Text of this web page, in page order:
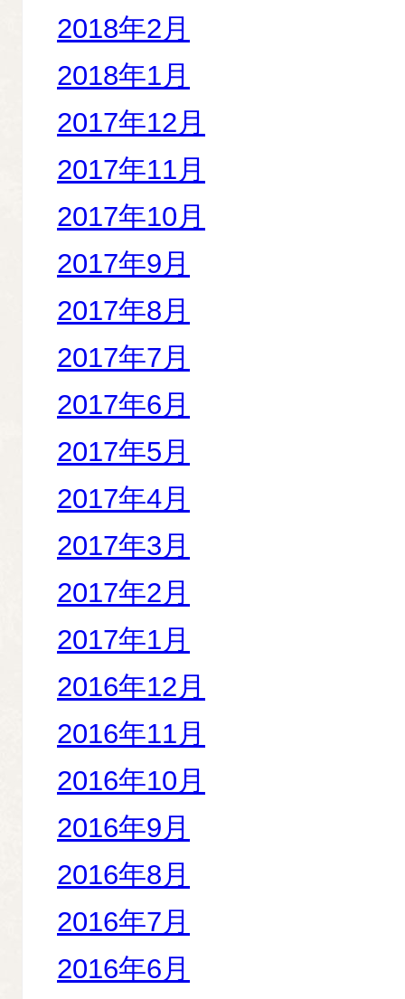
2018年2月
2018年1月
2017年12月
2017年11月
2017年10月
2017年9月
2017年8月
2017年7月
2017年6月
2017年5月
2017年4月
2017年3月
2017年2月
2017年1月
2016年12月
2016年11月
2016年10月
2016年9月
2016年8月
2016年7月
2016年6月